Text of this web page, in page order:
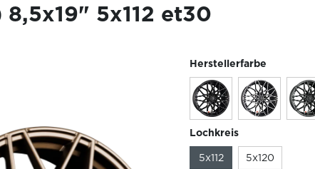
8,5x19" 5x112 et30
Herstellerfarbe
Lochkreis
5x112 5x120